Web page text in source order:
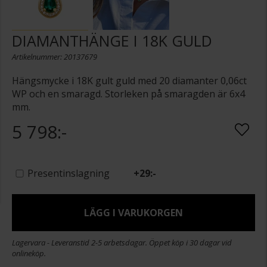
DIAMANTHÄNGE I 18K GULD
Artikelnummer: 20137679
Hängsmycke i 18K gult guld med 20 diamanter 0,06ct
WP och en smaragd. Storleken på smaragden är 6x4
mm.
5 798:-
Presentinslagning +29:-
LÄGG I VARUKORGEN
Lagervara - Leveranstid 2-5 arbetsdagar. Öppet köp i 30 dagar vid
onlineköp.